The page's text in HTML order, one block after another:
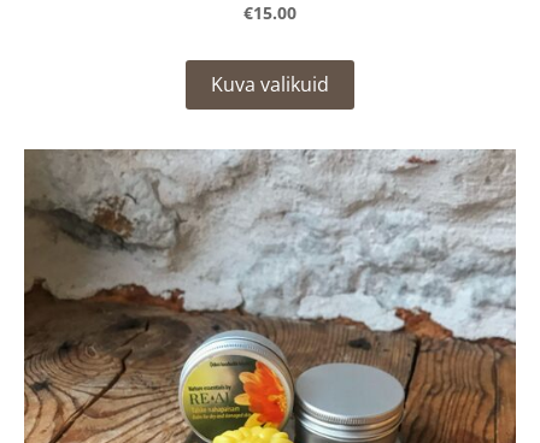
€15.00
Kuva valikuid